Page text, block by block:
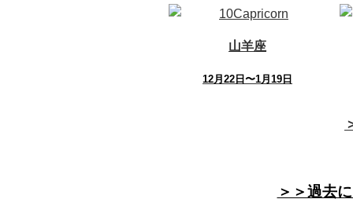
山羊座
12月22日〜1月19日
＞＞過去